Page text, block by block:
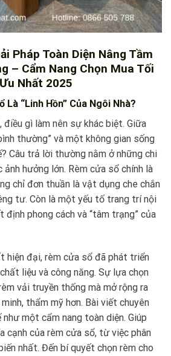
Pháp Toàn Diện Nâng Tầm
– Cẩm Nang Chọn Mua Tối
Ưu Nhất 2025
Là “Linh Hồn” Của Ngôi Nhà?
điều gì làm nên sự khác biệt. Giữa
thường” và một không gian sống
Câu trả lời thường nằm ở những chi
hưởng lớn. Rèm cửa sổ chính là
chỉ đơn thuần là vật dụng che chắn
tư. Còn là một yếu tố trang trí nội
phong cách và “tâm trạng” của
hiện đại, rèm cửa sổ đã phát triển
liệu và công năng. Sự lựa chọn
vải truyền thống mà mở rộng ra
thẩm mỹ hơn. Bài viết chuyên
một cẩm nang toàn diện. Giúp
cạnh của rèm cửa sổ, từ việc phân
nhất. Đến bí quyết chọn rèm cho